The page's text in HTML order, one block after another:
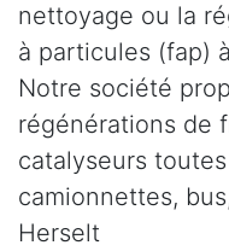
nettoyage ou la
à particules (fap)
Notre société
régénérations de
catalyseurs
camionnettes,
Herselt